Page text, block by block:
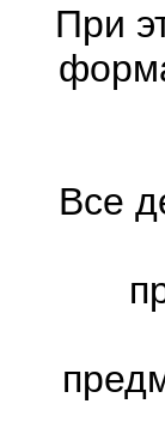
При
Все